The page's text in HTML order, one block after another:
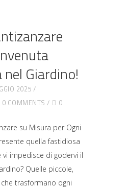
Giardino!
2025
0 COMMENTS 0
su Misura per Ogni
quella fastidiosa
vi impedisce di godervi il
Quelle piccole,
trasformano ogni